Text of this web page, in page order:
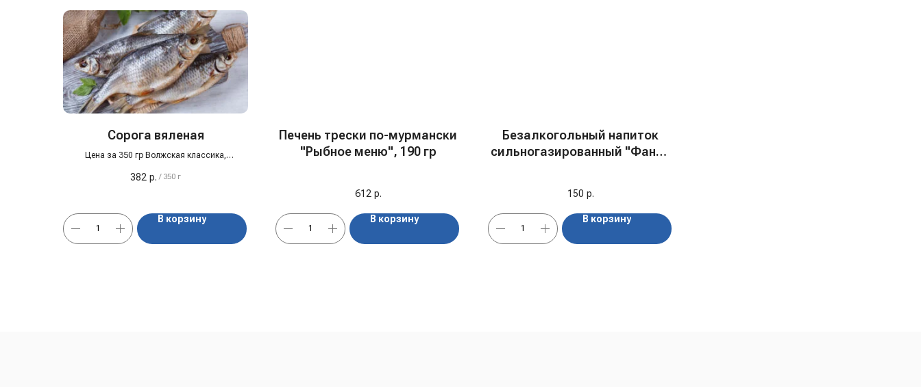
Сорога вяленая
Цена за 350 гр Волжская классика,
382 р. / 350 г
В корзину
Печень трески по-мурмански
"Рыбное меню", 190 гр
612 р.
В корзину
Безалкогольный напиток
сильногазированный "Фанта
150 р.
В корзину